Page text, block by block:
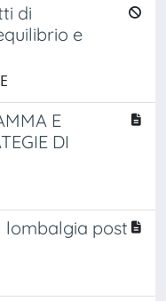
di
e
E
DI
lombalgia post